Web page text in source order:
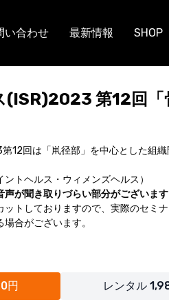
い合わせ 最新情報 SHOP
(ISR)2023 第12回「
12回は「鼡径部」を中心とした組
トヘルス・ウィメンズヘルス）
が聞き取りづらい部分がございます
トしておりますので、実際のセミ
合がございます。
円 レンタル